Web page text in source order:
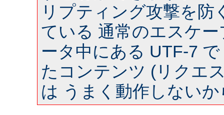
リプティング攻撃を防
ている 通常のエスケ
ータ中にある UTF-7
たコンテンツ (リクエ
は うまく動作しない